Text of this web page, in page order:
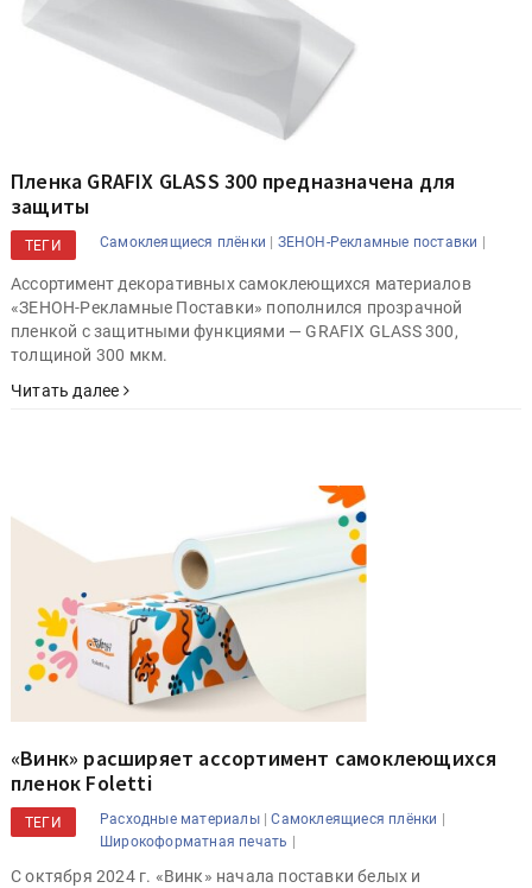
Пленка GRAFIX GLASS 300 предназначена для
защиты
ТЕГИ Самоклеящиеся плёнки | ЗЕНОН-Рекламные поставки |
Ассортимент декоративных самоклеющихся материалов
«ЗЕНОН-Рекламные Поставки» пополнился прозрачной
пленкой с защитными функциями — GRAFIX GLASS 300,
толщиной 300 мкм.
Читать далее
«Винк» расширяет ассортимент самоклеющихся
пленок Foletti
ТЕГИ Расходные материалы|Самоклеящиеся плёнки |
Широкоформатная печать |
С октября 2024 г. «Винк» начала поставки белых и